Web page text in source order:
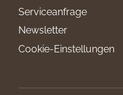
Serviceanfrage
Newsletter
Cookie-Einstellungen